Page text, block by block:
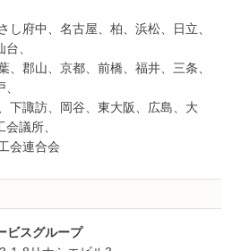
古屋、柏、浜松、日立、
、
都、前橋、福井、三条、
岡谷、東大阪、広島、大
議所、
合会
ビスグループ